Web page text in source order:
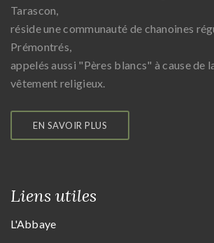
Tarascon,
réside une communauté de chanoines
Prémontrés,
appelés aussi "Pères blancs" à cause de
vêtement religieux.
EN SAVOIR PLUS
Liens utiles
L'Abbaye